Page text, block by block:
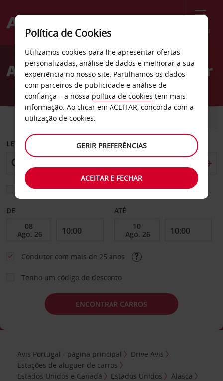
Menu
Welcome
AvisAluguer de carros Whittier
CARRO
LEVANTAR EM
Escolher uma estação de devolução diferente
DE ATÉ
Condutor com mais de 25 anos
Tenho um código de desconto
ENCONTRAR CARROS
Avis Portugal - página principal
Drive Avis
Estações de aluguer de carros
Estados Unidos e Canadá
Estados Unidos
Alasca
Política de Cookies
Utilizamos cookies para lhe apresentar ofertas
personalizadas, análise de dados e melhorar a sua
experiência no nosso site. Partilhamos os dados
com parceiros de publicidade e análise de
confiança – a nossa política de cookies tem mais
informação. Ao clicar em ACEITAR, concorda com a
utilização de cookies.
GERIR PREFERÊNCIAS
ACEITAR E FECHAR